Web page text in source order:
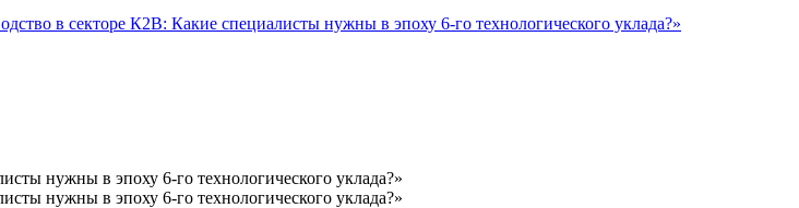
в секторе К2В: Какие специалисты нужны в эпоху 6-го технологического уклада?»
нужны в эпоху 6-го технологического уклада?»
нужны в эпоху 6-го технологического уклада?»